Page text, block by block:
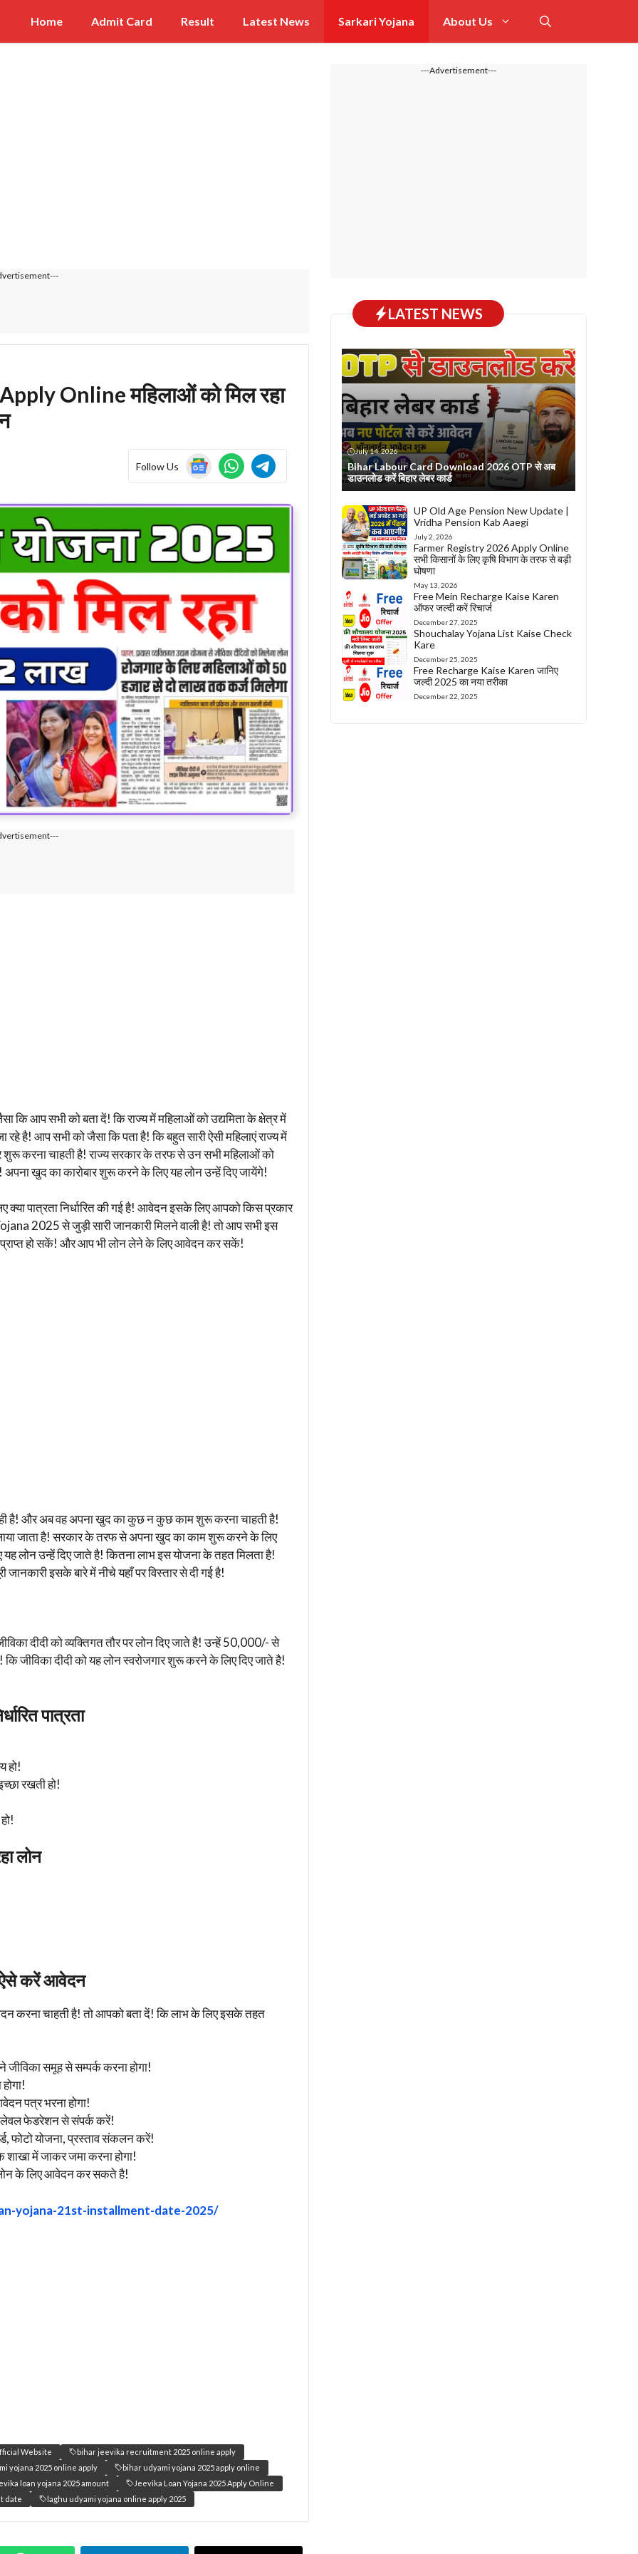
Home Admit Card Result Latest News Sarkari Yojana About Us
Online महिलाओं को मिल रहा
Follow Us
कि आप सभी को बता दें! कि राज्य में महिलाओं को उद्यमिता के क्षेत्र में
है! आप सभी को जैसा कि पता है! कि बहुत सारी ऐसी महिलाएं राज्य में
शुरू करना चाहती है! राज्य सरकार के तरफ से उन सभी महिलाओं को
खुद का कारोबार शुरू करने के लिए यह लोन उन्हें दिए जायेंगे!
पात्रता निर्धारित की गई है! आवेदन इसके लिए आपको किस प्रकार
2025 से जुड़ी सारी जानकारी मिलने वाली है! तो आप सभी इस
प्राप्त हो सकें! और आप भी लोन लेने के लिए आवेदन कर सकें!
रही है! और अब वह अपना खुद का कुछ न कुछ काम शुरू करना चाहती है!
जाता है! सरकार के तरफ से अपना खुद का काम शुरू करने के लिए
लोन उन्हें दिए जाते है! कितना लाभ इस योजना के तहत मिलता है!
इसके बारे में नीचे यहाँ पर विस्तार से दी गई है!
दीदी को व्यक्तिगत तौर पर लोन दिए जाते है! उन्हें 50,000/- से
दीदी को यह लोन स्वरोजगार शुरू करने के लिए दिए जाते है!
पात्रता
हो!
रखती हो!
लोन
करें आवेदन
करना चाहती है! तो आपको बता दें! कि लाभ के लिए इसके तहत
समूह से सम्पर्क करना होगा!
पत्र भरना होगा!
लेवल फेडरेशन से संपर्क करें!
फोटो योजना, प्रस्ताव संकलन करें!
में जाकर जमा करना होगा!
के लिए आवेदन कर सकते है!
yojana-21st-installment-date-2025/
Website
bihar jeevika recruitment 2025 online apply
yojana 2025 online apply
bihar udyami yojana 2025 apply online
loan yojana 2025 amount
Jeevika Loan Yojana 2025 Apply Online
date
laghu udyami yojana online apply 2025
---Advertisement---
LATEST NEWS
July 14, 2026
Bihar Labour Card Download 2026 OTP से अब
डाउनलोड करें बिहार लेबर कार्ड
UP Old Age Pension New Update |
Vridha Pension Kab Aaegi
July 2, 2026
Farmer Registry 2026 Apply Online
सभी किसानों के लिए कृषि विभाग के तरफ से बड़ी
घोषणा
May 13, 2026
Free Mein Recharge Kaise Karen
ऑफर जल्दी करें रिचार्ज
December 27, 2025
Shouchalay Yojana List Kaise Check
Kare
December 25, 2025
Free Recharge Kaise Karen जानिए
जल्दी 2025 का नया तरीका
December 22, 2025